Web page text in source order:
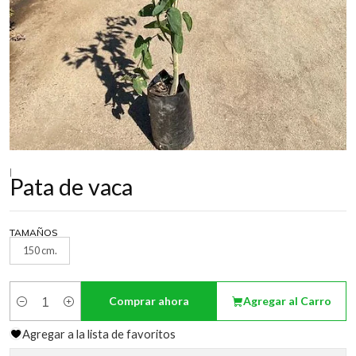
|
Pata de vaca
TAMAÑOS
150 cm.
Cantidad
Agregar al Carro
Comprar ahora
Agregar a la lista de favoritos